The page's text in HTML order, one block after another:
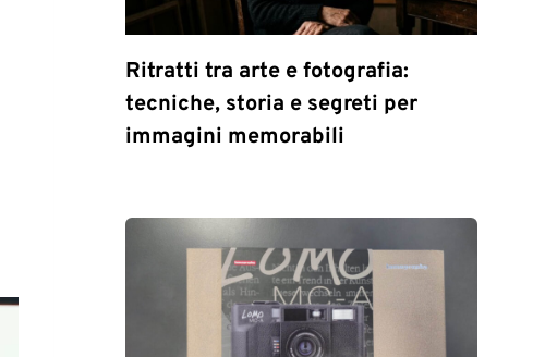
Ritratti tra arte e fotografia:
tecniche, storia e segreti per
immagini memorabili